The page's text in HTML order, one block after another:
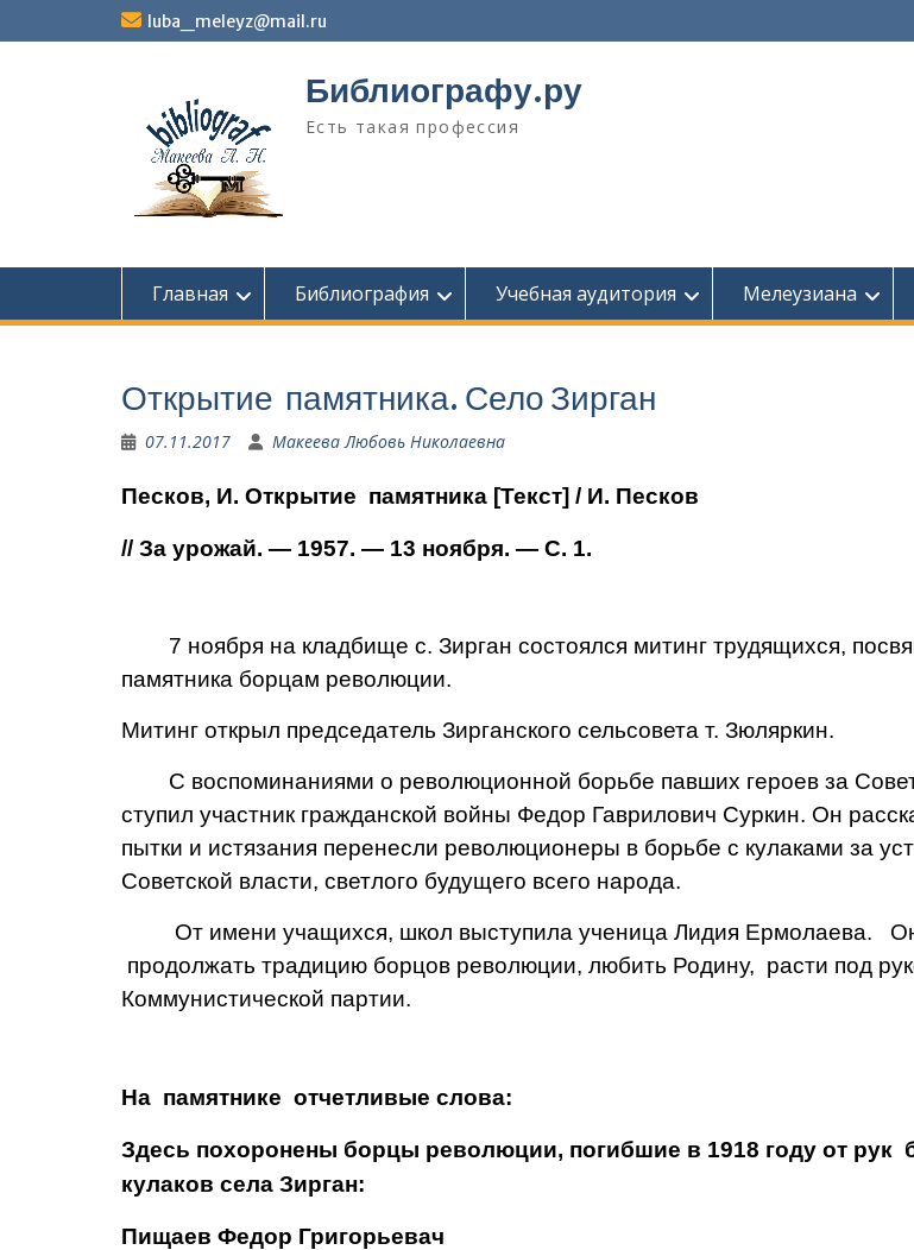
к
luba_meleyz@mail.ru
Библиографу.ру
Есть такая профессия
Главная Библиография Учебная аудитория Мелеузиана
Открытие памятника. Село Зирган
07.11.2017 Макеева Любовь Николаевна
Песков, И. Открытие памятника [Текст] / И. Песков
// За урожай. — 1957. — 13 ноября. — С. 1.
7 ноября на кладбище с. Зирган состоялся митинг трудя­щихся,
памятника борцам революции.
Митинг открыл председатель Зирганского сельсовета т. Зюляркин.
С воспоминаниями о рево­люционной борьбе павших ге­роев за
ступил участник гражданской войны Федор Гаврилович Суркин. Он
пытки и истязания пе­ренесли революционеры в борь­бе с кулаками за
Советской власти, светло­го будущего всего народа.
От имени учащихся, школ выступила ученица Лидия Ер­молаева.
продолжать традицию борцов революции, любить Родину, расти под
Коммунистической партии.
На памятнике отчетливые слова:
Здесь похоронены борцы революции, погибшие в 1918 году от рук
кулаков села Зирган:
Пищаев Федор Григорьевач